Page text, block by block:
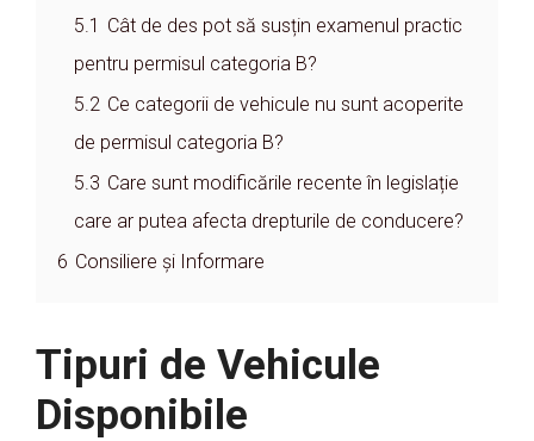
5.1 Cât de des pot să susțin examenul practic
pentru permisul categoria B?
5.2 Ce categorii de vehicule nu sunt acoperite
de permisul categoria B?
5.3 Care sunt modificările recente în legislație
care ar putea afecta drepturile de conducere?
6 Consiliere și Informare
Tipuri de Vehicule
Disponibile